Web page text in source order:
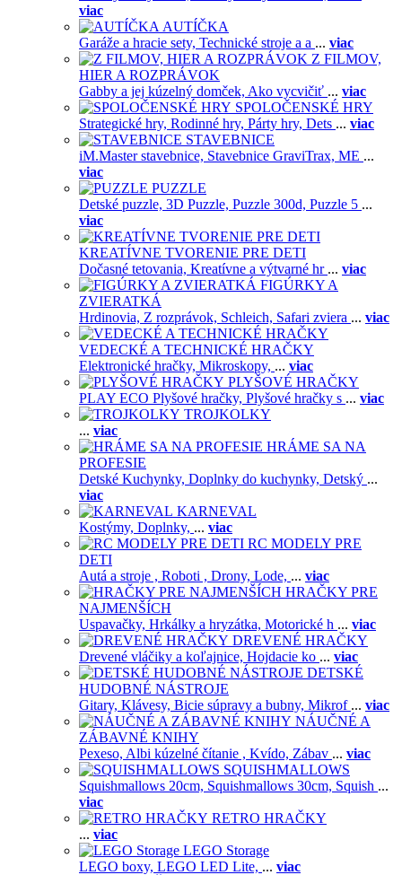
viac
AUTÍČKA
Garáže a hracie sety, Technické stroje a a ... viac
Z FILMOV,
HIER A ROZPRÁVOK
Gabby a jej kúzelný domček, Ako vycvičiť ... viac
SPOLOČENSKÉ HRY
Strategické hry, Rodinné hry, Párty hry, Dets ... viac
STAVEBNICE
iM.Master stavebnice, Stavebnice GraviTrax, ME ...
viac
PUZZLE
Detské puzzle, 3D Puzzle, Puzzle 300d, Puzzle 5 ...
viac
KREATÍVNE TVORENIE PRE DETI
Dočasné tetovania, Kreatívne a výtvarné hr ... viac
FIGÚRKY A
ZVIERATKÁ
Hrdinovia, Z rozprávok, Schleich, Safari zviera ... viac
VEDECKÉ A TECHNICKÉ HRAČKY
Elektronické hračky, Mikroskopy, ... viac
PLYŠOVÉ HRAČKY
PLAY ECO Plyšové hračky, Plyšové hračky s ... viac
TROJKOLKY
... viac
HRÁME SA NA
PROFESIE
Detské Kuchynky, Doplnky do kuchynky, Detský ...
viac
KARNEVAL
Kostýmy, Doplnky, ... viac
RC MODELY PRE
DETI
Autá a stroje , Roboti , Drony, Lode, ... viac
HRAČKY PRE
NAJMENŠÍCH
Uspavačky, Hrkálky a hryzátka, Motorické h ... viac
DREVENÉ HRAČKY
Drevené vláčiky a koľajnice, Hojdacie ko ... viac
DETSKÉ
HUDOBNÉ NÁSTROJE
Gitary, Klávesy, Bicie súpravy a bubny, Mikrof ... viac
NÁUČNÉ A
ZÁBAVNÉ KNIHY
Pexeso, Albi kúzelné čítanie , Kvído, Zábav ... viac
SQUISHMALLOWS
Squishmallows 20cm, Squishmallows 30cm, Squish ...
viac
RETRO HRAČKY
... viac
LEGO Storage
LEGO boxy, LEGO LED Lite, ... viac